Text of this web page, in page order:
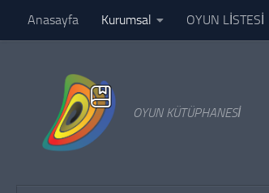
Skip to content
Anasayfa Kurumsal OYUN LİSTESİ
OYUN KÜTÜPHANESİ